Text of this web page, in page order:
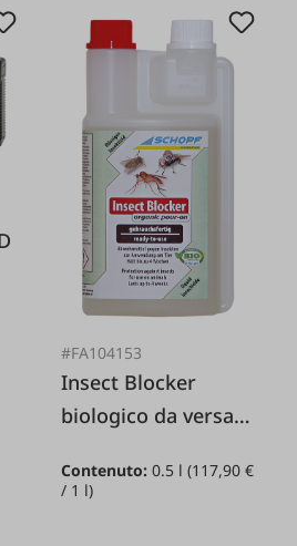
#FA104153
Insect Blocker
biologico da versare
Contenuto:0.5 l(117,90 €
/ 1 l)